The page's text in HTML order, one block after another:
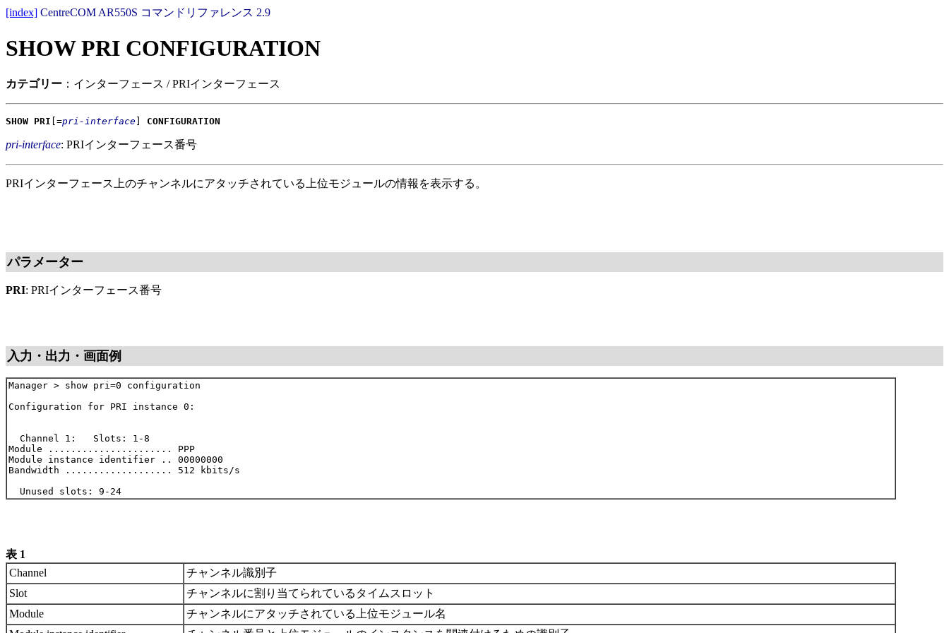
[index] CentreCOM AR550S コマンドリファレンス 2.9
SHOW PRI CONFIGURATION
カテゴリー ：インターフェース / PRIインターフェース
SHOW PRI [=pri-interface CONFIGURATION
pri-interface: PRIインターフェース番号
PRIインターフェース上のチャンネルにアタッチされている上位モジュールの情報を表示する。
パラメーター
PRI: PRIインターフェース番号
入力・出力・画面例
Manager > show pri=0 configuration
Configuration for PRI instance 0:
  Channel 1:   Slots: 1-8
Module ...................... PPP
Module instance identifier .. 00000000
Bandwidth ................... 512 kbits/s
表 1
Channel
チャンネル識別子
Slot
チャンネルに割り当てられているタイムスロット
Module
チャンネルにアタッチされている上位モジュール名